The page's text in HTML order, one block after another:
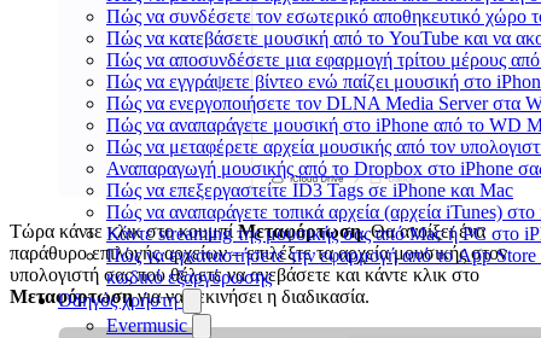
Πώς να συνδέσετε τον εσωτερικό αποθηκευτικό
Πώς να κατεβάσετε μουσική από το YouTube και να
Πώς να αποσυνδέσετε μια εφαρμογή τρίτου μέρους
Πώς να εγγράψετε βίντεο ενώ παίζει μουσική στο
Πώς να ενεργοποιήσετε τον DLNA Media Server στα
Πώς να αναπαράγετε μουσική στο iPhone από το WD
Πώς να μεταφέρετε αρχεία μουσικής από τον
Αναπαραγωγή μουσικής από το Dropbox στο iPhone
Πώς να επεξεργαστείτε ID3 Tags σε iPhone και Mac
Πώς να αναπαράγετε τοπικά αρχεία (αρχεία iTunes)
Κάντε streaming της μουσικής σας από Mac ή PC στο
Πώς να εγκαταστήσετε την εφαρμογή από το App Store
κωδικό εξαργύρωσης
Οδηγός χρήστη
Evermusic
Τώρα κάντε κλικ στο κουμπίΜεταφόρτωση. Θα ανοίξει ένα
παράθυρο επιλογής αρχείων – επιλέξτε τα αρχεία μουσικής στον
υπολογιστή σας που θέλετε να ανεβάσετε και κάντε κλικ στο
Μεταφόρτωσηγια να ξεκινήσει η διαδικασία.